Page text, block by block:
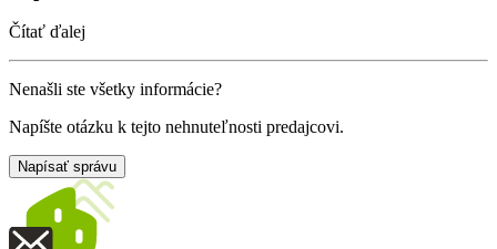
Čítať ďalej
Nenašli ste všetky informácie?
Napíšte otázku k tejto nehnuteľnosti predajcovi.
Napísať správu